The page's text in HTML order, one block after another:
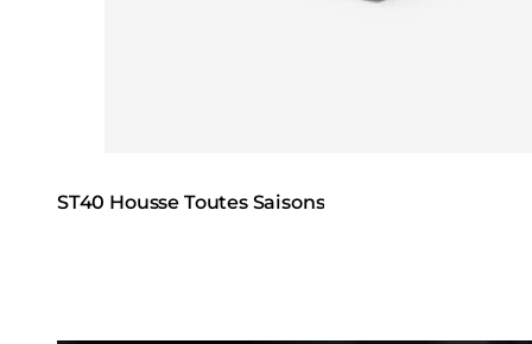
ST40 Housse Toutes Saisons